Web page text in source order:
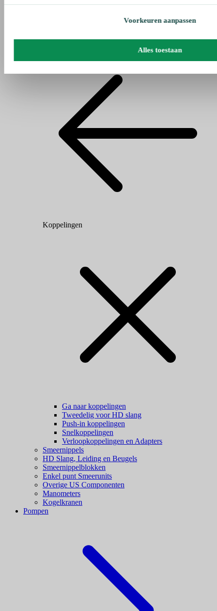
Koppelingen
Ga naar koppelingen
Tweedelig voor HD slang
Push-in koppelingen
Snelkoppelingen
Verloopkoppelingen en Adapters
Smeernippels
HD Slang, Leiding en Beugels
Smeernippelblokken
Enkel punt Smeerunits
Overige US Componenten
Manometers
Kogelkranen
Pompen
Voorkeuren aanpassen
Alles toestaan